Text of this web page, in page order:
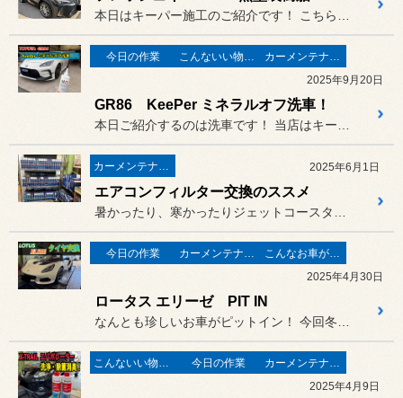
今日の作業 こんないい物が有りますよ！
カーメンテナンス
2025年9月20日
GR86 KeePer ミネラルオフ洗車！
カーメンテナンス 2025年6月1日
エアコンフィルター交換のススメ
今日の作業 カーメンテナンス
こんなお車がご来店
2025年4月30日
ロータス エリーゼ PIT IN
こんないい物が有りますよ！ 今日の作業
カーメンテナンス
2025年4月9日